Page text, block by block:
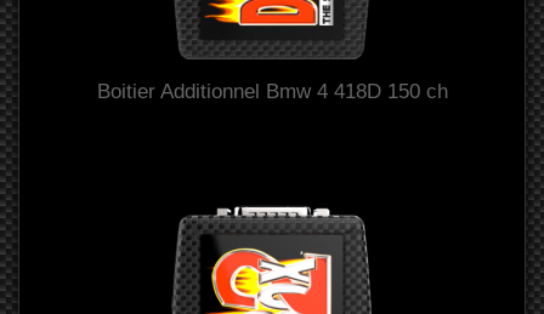
Boitier Additionnel Bmw 4 418D 150 ch